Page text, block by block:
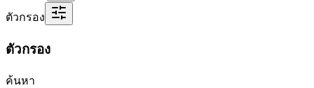
ตัวกรอง
ตัวกรอง
ค้นหา